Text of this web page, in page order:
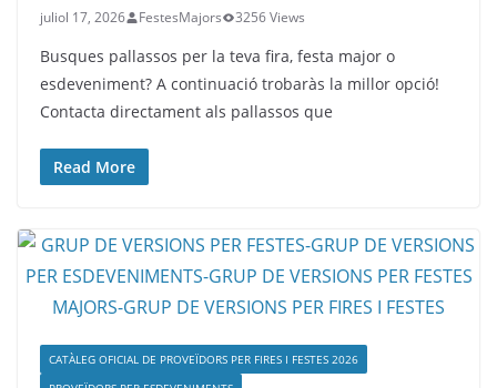
juliol 17, 2026 FestesMajors 3256 Views
Busques pallassos per la teva fira, festa major o
esdeveniment? A continuació trobaràs la millor opció!
Contacta directament als pallassos que
Read More
CATÀLEG OFICIAL DE PROVEÏDORS PER FIRES I FESTES 2026